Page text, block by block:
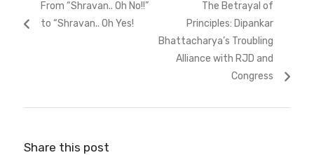
navigation
Previous
post:
From “Shravan.. Oh No!!”
to “Shravan.. Oh Yes!
Next
post:
The Betrayal of
Principles: Dipankar
Bhattacharya’s Troubling
Alliance with RJD and
Congress
Share this post